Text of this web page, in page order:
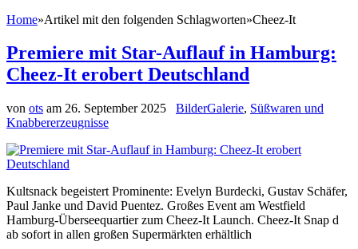
Home»Artikel mit den folgenden Schlagworten»Cheez-It
Premiere mit Star-Auflauf in Hamburg:
Cheez-It erobert Deutschland
von ots am 26. September 2025 BilderGalerie, Süßwaren und
Knabbererzeugnisse
Kultsnack begeistert Prominente: Evelyn Burdecki, Gustav Schäfer,
Paul Janke und David Puentez. Großes Event am Westfield
Hamburg-Überseequartier zum Cheez-It Launch. Cheez-It Snap d
ab sofort in allen großen Supermärkten erhältlich